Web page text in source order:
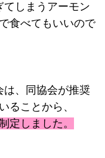
しまうアーモン
食べてもいいので
は、同協会が推奨
ることから、
定しました。